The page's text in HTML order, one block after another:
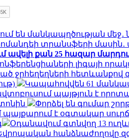
են մանկապղծության մեջ․
տրանսֆերի
քան 25 հազար մարդու
լիգայի
ջրհեղեղների հետևանքով
Կապահովվեն 61
պայթյուն է
Փորձել են գումար
պայքարում է օգտակար
Օդանավում գտնվող 13
հանձնաժողովը